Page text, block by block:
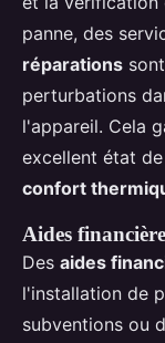
panne, des
réparations
perturbations
l'appareil. Cela
excellent état
confort
Aides
Des aides
l'installation de
subventions ou